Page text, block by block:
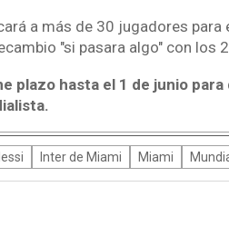
a más de 30 jugadores
"si pasara algo" con los
plazo hasta el 1 de junio
Inter de Miami Miami